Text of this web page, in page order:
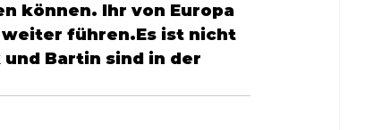
können. Ihr von Europa
führen.Es ist nicht
und Bartin sind in der